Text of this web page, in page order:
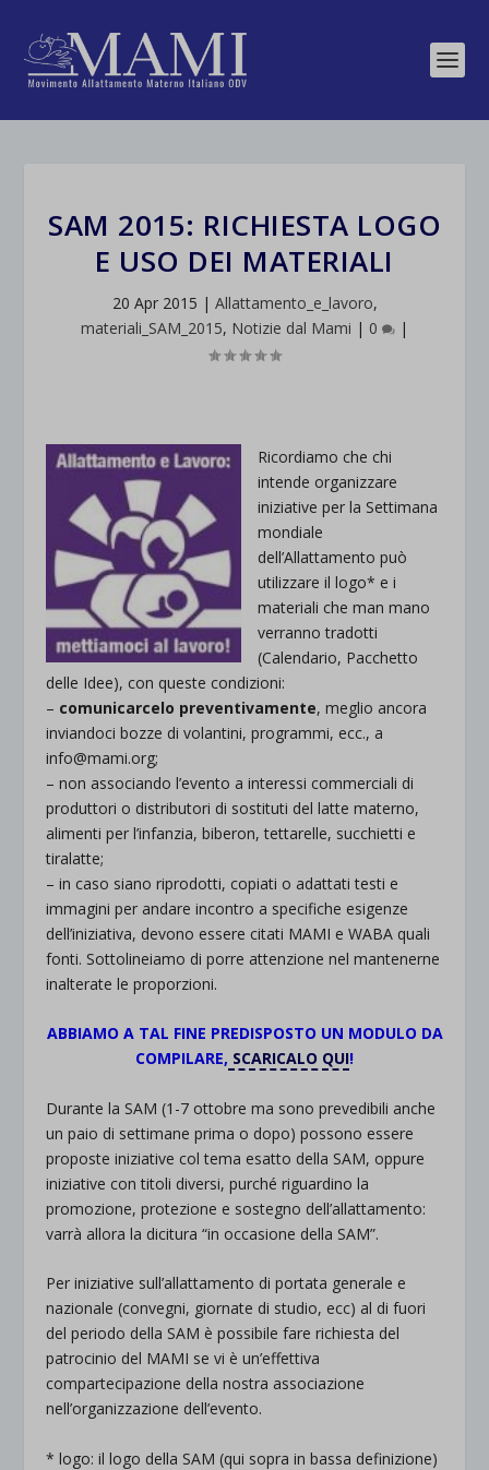
SAM 2015: RICHIESTA LOGO
E USO DEI MATERIALI
20 Apr 2015 | Allattamento_e_lavoro,
materiali_SAM_2015, Notizie dal Mami | 0 |
Ricordiamo che chi
intende organizzare
iniziative per la Settimana
mondiale
dell’Allattamento può
utilizzare il logo* e i
materiali che man mano
verranno tradotti
(Calendario, Pacchetto
delle Idee), con queste condizioni:
– comunicarcelo preventivamente, meglio ancora
inviandoci bozze di volantini, programmi, ecc., a
info@mami.org;
– non associando l’evento a interessi commerciali di
produttori o distributori di sostituti del latte materno,
alimenti per l’infanzia, biberon, tettarelle, succhietti e
tiralatte;
– in caso siano riprodotti, copiati o adattati testi e
immagini per andare incontro a specifiche esigenze
dell’iniziativa, devono essere citati MAMI e WABA quali
fonti. Sottolineiamo di porre attenzione nel mantenerne
inalterate le proporzioni.
ABBIAMO A TAL FINE PREDISPOSTO UN MODULO DA
COMPILARE, SCARICALO QUI!
Durante la SAM (1-7 ottobre ma sono prevedibili anche
un paio di settimane prima o dopo) possono essere
proposte iniziative col tema esatto della SAM, oppure
iniziative con titoli diversi, purché riguardino la
promozione, protezione e sostegno dell’allattamento:
varrà allora la dicitura “in occasione della SAM”.
Per iniziative sull’allattamento di portata generale e
nazionale (convegni, giornate di studio, ecc) al di fuori
del periodo della SAM è possibile fare richiesta del
patrocinio del MAMI se vi è un’effettiva
compartecipazione della nostra associazione
nell’organizzazione dell’evento.
* logo: il logo della SAM (qui sopra in bassa definizione)